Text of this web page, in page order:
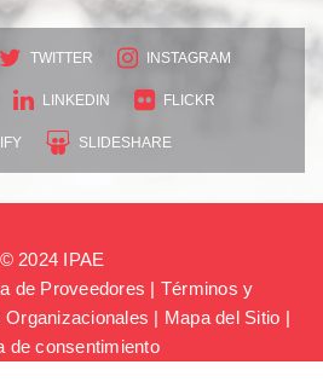
TWITTER INSTAGRAM
LINKEDIN FLICKR
SLIDESHARE
© 2024 IPAE
de Proveedores | Términos y
Organizacionales | Mapa del Sitio |
de consentimiento